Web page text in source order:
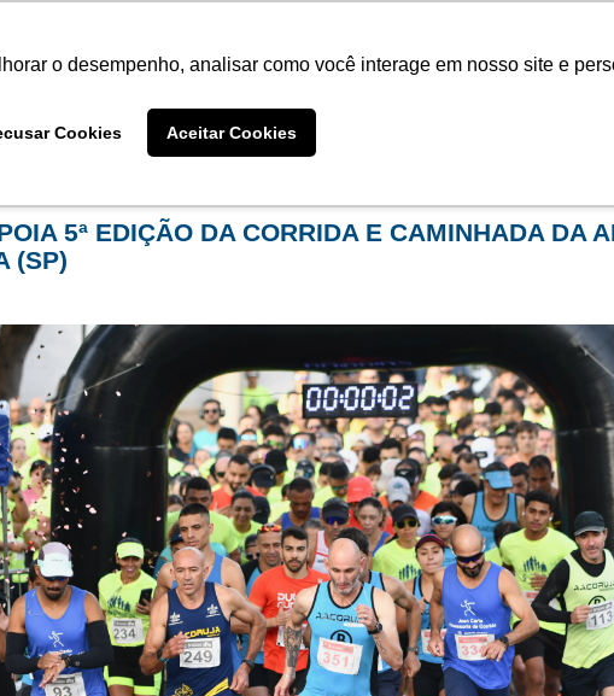
o desempenho, analisar como você interage em nosso site e
Cookies Aceitar Cookies
5ª EDIÇÃO DA CORRIDA E CAMINHADA DA
(SP)